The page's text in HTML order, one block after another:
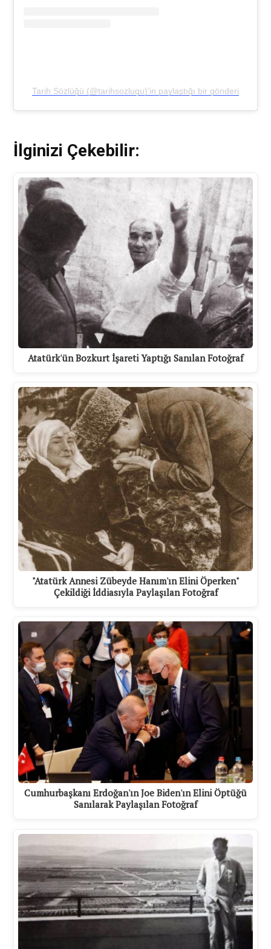
Tarih Sözlüğü (@tarihsozlugu)’in paylaştığı bir gönderi
İlginizi Çekebilir:
Atatürk'ün Bozkurt İşareti Yaptığı Sanılan Fotoğraf
"Atatürk Annesi Zübeyde Hanım'ın Elini Öperken"
Çekildiği İddiasıyla Paylaşılan Fotoğraf
Cumhurbaşkanı Erdoğan'ın Joe Biden'ın Elini Öptüğü
Sanılarak Paylaşılan Fotoğraf